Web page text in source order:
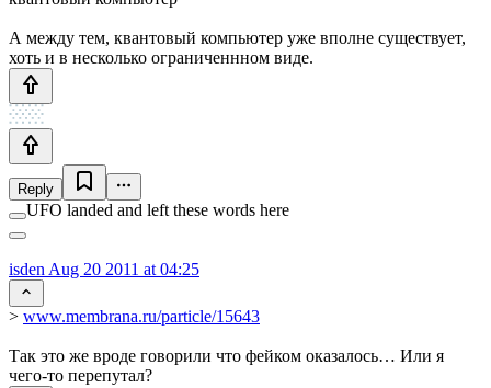
А между тем, квантовый компьютер уже вполне существует,
хоть и в несколько ограниченнном виде.
Reply
UFO landed and left these words here
isden Aug 20 2011 at 04:25
> www.membrana.ru/particle/15643
Так это же вроде говорили что фейком оказалось… Или я
чего-то перепутал?